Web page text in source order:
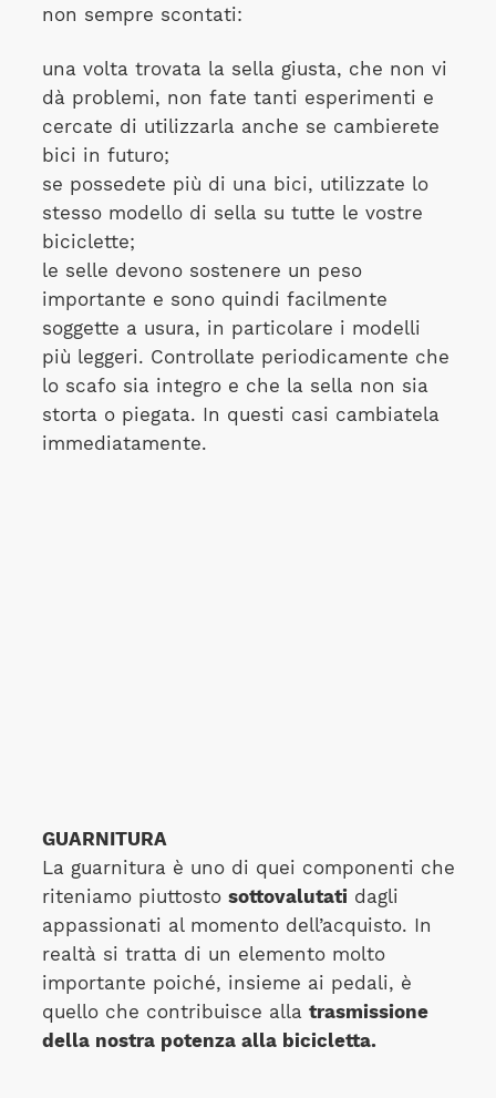
non sempre scontati:
una volta trovata la sella giusta, che non vi
dà problemi, non fate tanti esperimenti e
cercate di utilizzarla anche se cambierete
bici in futuro;
se possedete più di una bici, utilizzate lo
stesso modello di sella su tutte le vostre
biciclette;
le selle devono sostenere un peso
importante e sono quindi facilmente
soggette a usura, in particolare i modelli
più leggeri. Controllate periodicamente che
lo scafo sia integro e che la sella non sia
storta o piegata. In questi casi cambiatela
immediatamente.
GUARNITURA
La guarnitura è uno di quei componenti che
riteniamo piuttosto sottovalutatidagli
appassionati al momento dell’acquisto. In
realtà si tratta di un elemento molto
importante poiché, insieme ai pedali, è
quello che contribuisce alla trasmissione
della nostra potenza alla bicicletta.